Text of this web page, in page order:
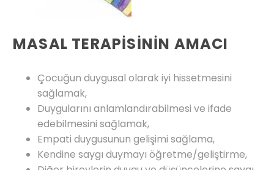
MASAL TERAPİSİNİN AMACI
Çocuğun duygusal olarak iyi hissetmesini
sağlamak,
Duygularını anlamlandırabilmesi ve ifade
edebilmesini sağlamak,
Empati duygusunun gelişimi sağlama,
Kendine saygı duymayı öğretme/geliştirme,